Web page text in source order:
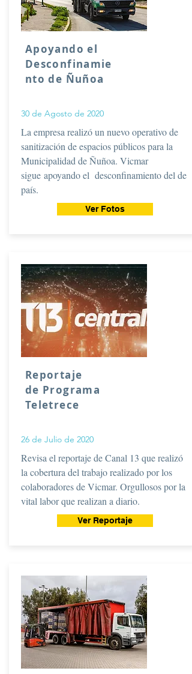
Apoyando el
Desconfinamie
nto de Ñuñoa
30 de Agosto de 2020
La empresa realizó un nuevo operativo de
sanitización de espacios públicos para la
Municipalidad de Ñuñoa. Vicmar
sigue apoyando el desconfinamiento del de
país.
Ver Fotos
Reportaje
de Programa
Teletrece
26 de Julio de 2020
Revisa el reportaje de Canal 13 que realizó
la cobertura del trabajo realizado por los
colaboradores de Vicmar. Orgullosos por la
vital labor que realizan a diario.
Ver Reportaje